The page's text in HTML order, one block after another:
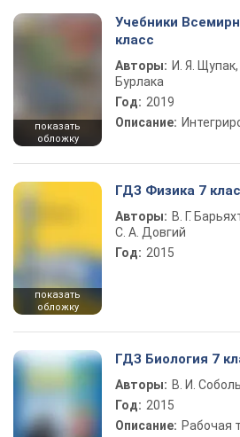
показать
обложку
Учебники
класс
Авторы: И. Я.
Бурлака
Год: 2019
Описание:
показать
обложку
ГДЗ Физика 7
Авторы: В. Г.
С. А. Довгий
Год: 2015
ГДЗ Биология 7
Авторы: В. И. Соболь
Год: 2015
Описание: Рабочая